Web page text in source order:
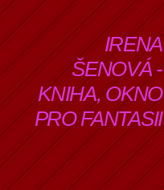
IRENA
ŠENOVÁ -
KNIHA, OKNO
PRO FANTASII